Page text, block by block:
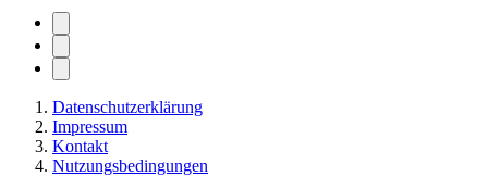
Datenschutzerklärung
Impressum
Kontakt
Nutzungsbedingungen